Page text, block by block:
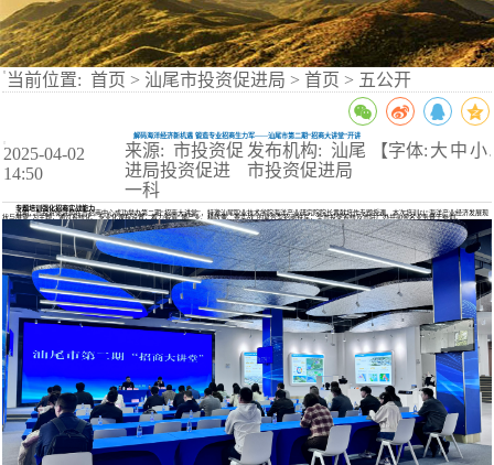
当前位置: 首页 > 汕尾市投资促进局 > 首页 > 五公开
解码海洋经济新机遇 锻造专业招商生力军——汕尾市第二期“招商大讲堂”开讲
2025-04-02
14:50
来源: 市投资促
进局投资促进
一科
发布机构: 汕尾
市投资促进局
【字体: 大 中小
专题培训强化招商实战能力
近期，市投资促进局在市招商中心成功举办第二期“招商大讲堂”，特邀汕尾职业技术学院海洋产业研究院院长黄献培作专题授课。本次培训以“海洋产业经济发展现
状与展望”为主题，通过系统化、专业化课程设置，着力锻造“懂产业、精政策、善实战”的复合型招商铁军，全市投促系统及市驻广办共40余名业务骨干参训。